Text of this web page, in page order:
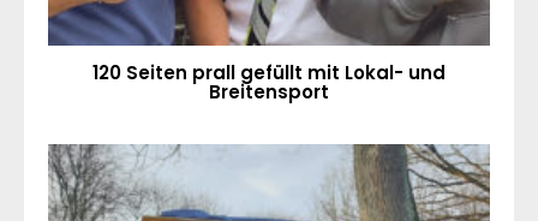
120 Seiten prall gefüllt mit Lokal- und
Breitensport